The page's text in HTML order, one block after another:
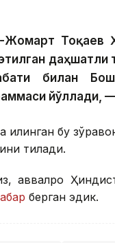
Жомарт Тоқаев
даҳшатли
билан
йўллади,
қилинган бу
тилади.
аввалроқ
берган эдик.